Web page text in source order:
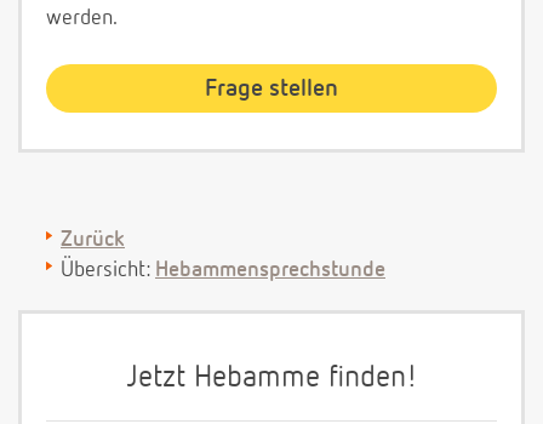
werden.
Zurück
Übersicht: Hebammensprechstunde
Jetzt Hebamme finden!